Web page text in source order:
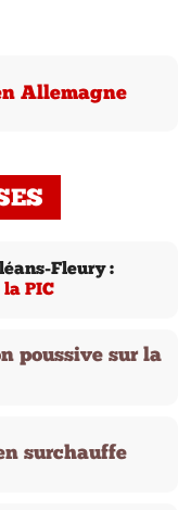
Allemagne
Fleury :
PIC
poussive sur la
surchauffe